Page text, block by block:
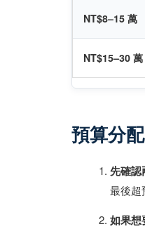
NT$8–15 萬
NT$15–30 萬
預算分
先確認
最後超
如果想